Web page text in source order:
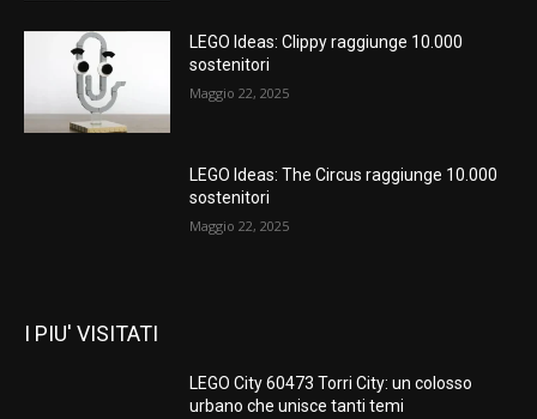
LEGO Ideas: Clippy raggiunge 10.000
sostenitori
Maggio 22, 2025
LEGO Ideas: The Circus raggiunge 10.000
sostenitori
Maggio 22, 2025
I PIU' VISITATI
LEGO City 60473 Torri City: un colosso
urbano che unisce tanti temi